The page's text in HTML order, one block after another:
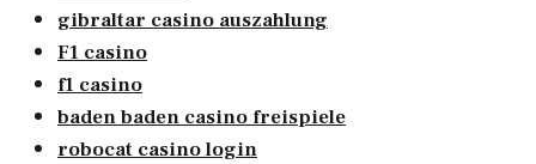
gibraltar casino auszahlung
F1 casino
f1 casino
baden baden casino freispiele
robocat casino login